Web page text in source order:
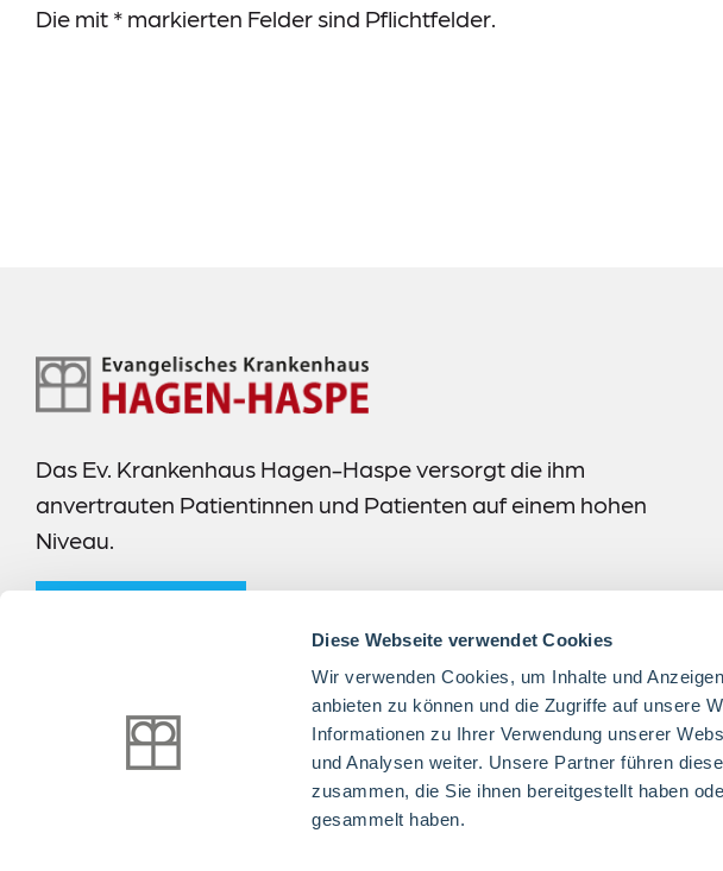
Diese Webseite verwendet Cookies
Wir verwenden Cookies, um Inhalte und
anbieten zu können und die Zugriffe auf unsere
Informationen zu Ihrer Verwendung unserer
und Analysen weiter. Unsere Partner führen
zusammen, die Sie ihnen bereitgestellt haben
gesammelt haben.
Die mit * markierten Felder sind Pflichtfelder.
Footer-
Navigation
Das Ev. Krankenhaus Hagen-Haspe versorgt die ihm
anvertrauten Patientinnen und Patienten auf einem hohen
Niveau.
Folgen Sie uns: